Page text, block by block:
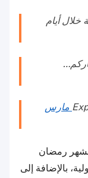
خلال أيام
9 مارس
بشهر رمضان
بالإضافة إلى